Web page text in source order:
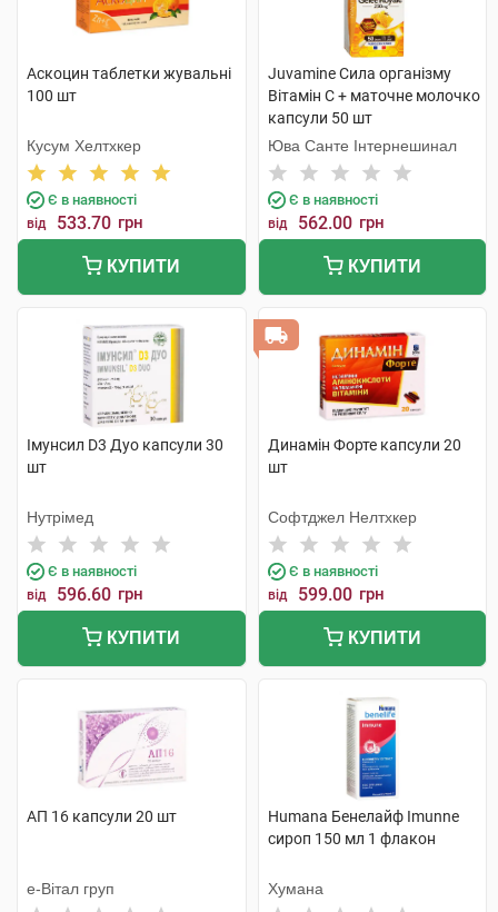
Аскоцин таблетки жувальні
100 шт
Кусум Хелтхкер
Є в наявності
від 533.70 грн
КУПИТИ
Juvamine Сила організму
Вітамін C + маточне молочко
капсули 50 шт
Юва Санте Інтернешинал
Є в наявності
від 562.00 грн
КУПИТИ
Імунсил D3 Дуо капсули 30
шт
Нутрімед
Є в наявності
від 596.60 грн
КУПИТИ
Динамін Форте капсули 20
шт
Софтджел Нелтхкер
Є в наявності
від 599.00 грн
КУПИТИ
АП 16 капсули 20 шт
е-Вітал груп
Humana Бенелайф Imunne
сироп 150 мл 1 флакон
Хумана